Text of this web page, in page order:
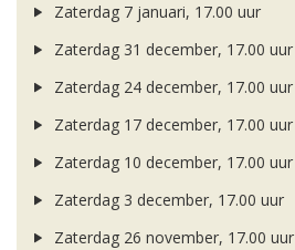
Zaterdag 7 januari, 17.00 uur
Zaterdag 31 december, 17.00 uur
Zaterdag 24 december, 17.00 uur
Zaterdag 17 december, 17.00 uur
Zaterdag 10 december, 17.00 uur
Zaterdag 3 december, 17.00 uur
Zaterdag 26 november, 17.00 uur